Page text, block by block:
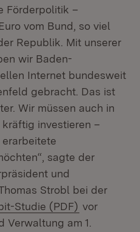
Förderpolitik –
vom Bund, so viel
Republik. Mit unserer
wir Baden-
Internet bundesweit
gebracht. Das ist
Wir müssen auch in
investieren –
sagte der
und
Strobl bei der
Studie (PDF) (Öffnet in
vor
Verwaltung am 1.